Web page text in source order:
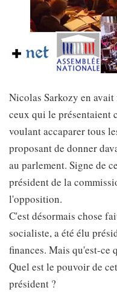
Nicolas Sarkozy en
ceux qui le présentaient
voulant accaparer tous
proposant de donner
au parlement. Signe de
président de la
l'opposition.
C'est désormais chose
socialiste, a été élu
finances. Mais qu'est-ce
Quel est le pouvoir de
président ?